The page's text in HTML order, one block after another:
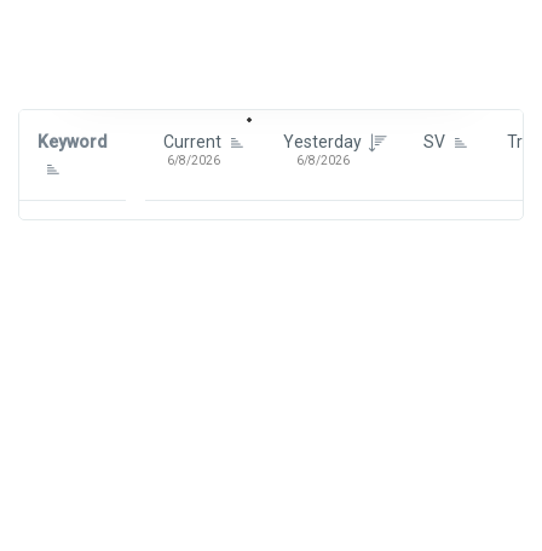
Keyword Current
6/8/2026
Yesterday
6/8/2026
SV